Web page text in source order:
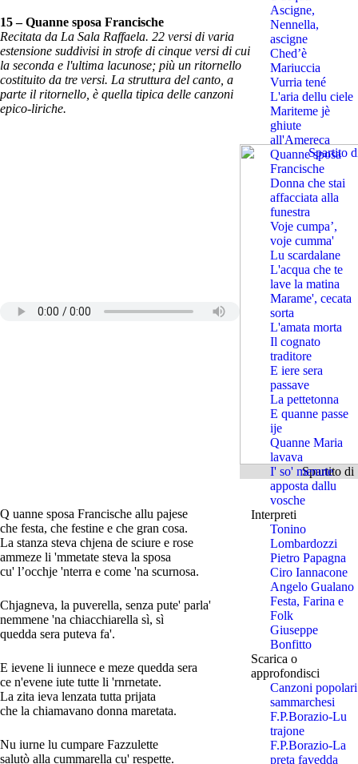
15 – Quanne sposa Francische
Recitata da La Sala Raffaela. 22 versi di varia
estensione suddivisi in strofe di cinque versi di cui
la seconda e l'ultima lacunose; più un ritornello
costituito da tre versi. La struttura del canto, a
parte il ritornello, è quella tipica delle canzoni
epico-liriche.
Spartito di
Q uanne sposa Francische allu pajese
che festa, che festine e che gran cosa.
La stanza steva chjena de sciure e rose
ammeze li 'mmetate steva la sposa
cu' l’occhje 'nterra e come 'na scurnosa.
Chjagneva, la puverella, senza pute' parla'
nemmene 'na chiacchiarella sì, sì
quedda sera puteva fa'.
E ievene li iunnece e meze quedda sera
ce n'evene iute tutte li 'rnrnetate.
La zita ieva lenzata tutta prijata
che la chiamavano donna maretata.
Nu iurne lu cumpare Fazzulette
salutò alla cummarella cu' respette.
Ascigne,
Nennella,
ascigne
Ched’è
Mariuccia
Vurria tené
L'aria dellu ciele
Mariteme jè
ghiute
all'Amereca
Quanne sposa
Francische
Donna che stai
affacciata alla
funestra
Voje cumpa’,
voje cumma'
Lu scardalane
L'acqua che te
lave la matina
Marame', cecata
sorta
L'amata morta
Il cognato
traditore
E iere sera
passave
La pettetonna
E quanne passe
ije
Quanne Maria
lavava
I' so' menute
apposta dallu
vosche
Interpreti
Tonino
Lombardozzi
Pietro Papagna
Ciro Iannacone
Angelo Gualano
Festa, Farina e
Folk
Giuseppe
Bonfitto
Scarica o
approfondisci
Canzoni popolari
sammarchesi
F.P.Borazio-Lu
trajone
F.P.Borazio-La
preta favedda